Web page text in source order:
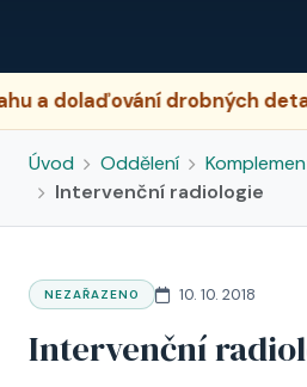
drobných
Úvod Oddělení
Intervenční radiologie
NEZAŘAZENO 10. 10. 2018
Intervenční